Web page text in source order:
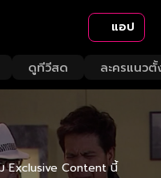
แอป
ดูทีวีสด ละครแนวตั้
Exclusive Content นี้